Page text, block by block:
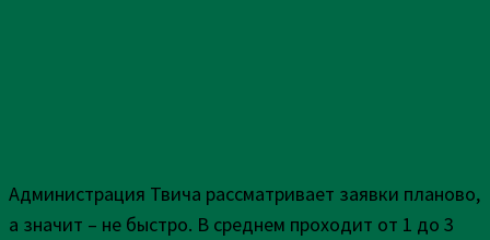
Администрация Твича рассматривает заявки планово,
а значит – не быстро. В среднем проходит от 1 до 3